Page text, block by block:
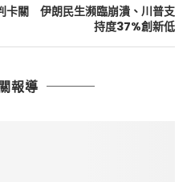
卡關 伊朗民生瀕臨崩潰、川普支
持度37%創新低
報導